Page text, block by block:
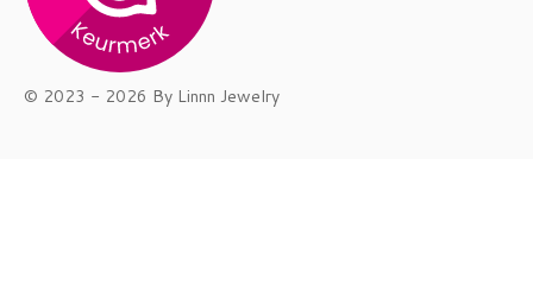
© 2023 - 2026 By Linnn Jewelry